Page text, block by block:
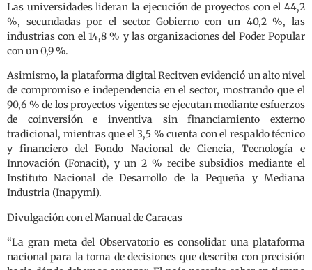
Las universidades lideran la ejecución de proyectos con el 44,2
%, secundadas por el sector Gobierno con un 40,2 %, las
industrias con el 14,8 % y las organizaciones del Poder Popular
con un 0,9 %.
Asimismo, la plataforma digital Recitven evidenció un alto nivel
de compromiso e independencia en el sector, mostrando que el
90,6 % de los proyectos vigentes se ejecutan mediante esfuerzos
de coinversión e inventiva sin financiamiento externo
tradicional, mientras que el 3,5 % cuenta con el respaldo técnico
y financiero del Fondo Nacional de Ciencia, Tecnología e
Innovación (Fonacit), y un 2 % recibe subsidios mediante el
Instituto Nacional de Desarrollo de la Pequeña y Mediana
Industria (Inapymi).
Divulgación con el Manual de Caracas
“La gran meta del Observatorio es consolidar una plataforma
nacional para la toma de decisiones que describa con precisión